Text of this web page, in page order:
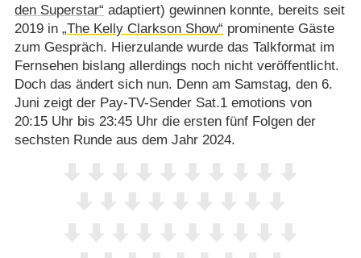
den Superstar“ adaptiert) gewinnen konnte, bereits seit
2019 in „The Kelly Clarkson Show“ prominente Gäste
zum Gespräch. Hierzulande wurde das Talkformat im
Fernsehen bislang allerdings noch nicht veröffentlicht.
Doch das ändert sich nun. Denn am Samstag, den 6.
Juni zeigt der Pay-TV-Sender Sat.1 emotions von
20:15 Uhr bis 23:45 Uhr die ersten fünf Folgen der
sechsten Runde aus dem Jahr 2024.